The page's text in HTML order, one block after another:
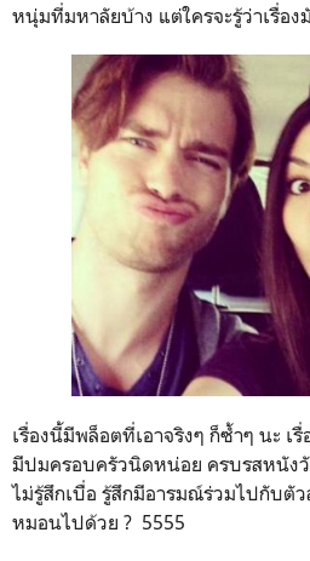
หนุ่มที่มหาลัยบ้าง แต่ใครจะรู้ว่าเรื่อ
เรื่องนี้มีพล็อตที่เอาจริงๆ ก็ซ้ำๆ นะ เ
มีปมครอบครัวนิดหน่อย ครบรสหนังวั
ไม่รู้สึกเบื่อ รู้สึกมีอารมณ์ร่วมไปกับตั
หมอนไปด้วย ? 5555